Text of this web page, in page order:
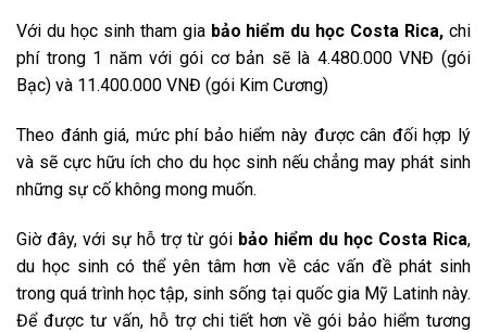
Với du học sinh tham gia bảo hiểm du học Costa Rica, chi
phí trong 1 năm với gói cơ bản sẽ là 4.480.000 VNĐ (gói
Bạc) và 11.400.000 VNĐ (gói Kim Cương)
Theo đánh giá, mức phí bảo hiểm này được cân đối hợp lý
và sẽ cực hữu ích cho du học sinh nếu chẳng may phát sinh
những sự cố không mong muốn.
Giờ đây, với sự hỗ trợ từ gói bảo hiểm du học Costa Rica,
du học sinh có thể yên tâm hơn về các vấn đề phát sinh
trong quá trình học tập, sinh sống tại quốc gia Mỹ Latinh này.
Để được tư vấn, hỗ trợ chi tiết hơn về gói bảo hiểm tương